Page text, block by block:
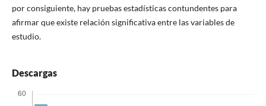
por consiguiente, hay pruebas estadísticas contundentes para
afirmar que existe relación significativa entre las variables de
estudio.
Descargas